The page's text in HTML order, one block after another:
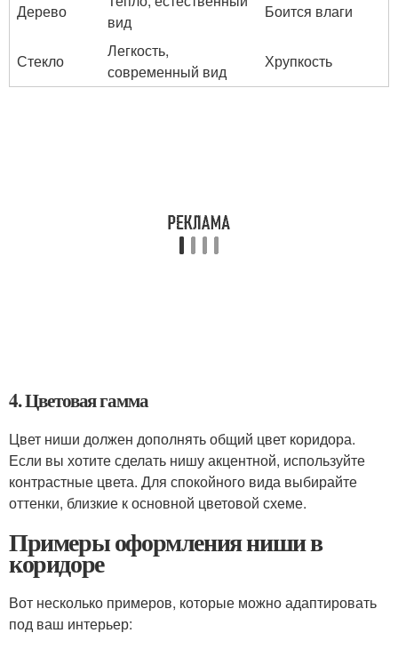
Дерево
вид
Боится влаги
Стекло
Легкость,
современный вид
Хрупкость
4. Цветовая гамма
Цвет ниши должен дополнять общий цвет коридора.
Если вы хотите сделать нишу акцентной, используйте
контрастные цвета. Для спокойного вида выбирайте
оттенки, близкие к основной цветовой схеме.
Примеры оформления ниши в
коридоре
Вот несколько примеров, которые можно адаптировать
под ваш интерьер: